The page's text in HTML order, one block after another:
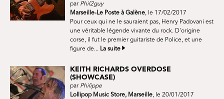
par Phil2guy
Marseille-Le Poste à Galène, le 17/02/2017
Pour ceux qui ne le sauraient pas, Henry Padovani est
une véritable légende vivante du rock. D'origine
corse, il fut le premier guitariste de Police, et une
figure de... La suite
KEITH RICHARDS OVERDOSE
(SHOWCASE)
par Philippe
Lollipop Music Store, Marseille, le 20/01/2017